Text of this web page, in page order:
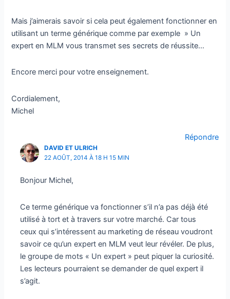
Mais j’aimerais savoir si cela peut également fonctionner en
utilisant un terme générique comme par exemple » Un
expert en MLM vous transmet ses secrets de réussite…
Encore merci pour votre enseignement.
Cordialement,
Michel
Répondre
DAVID ET ULRICH
22 AOÛT, 2014 À 18 H 15 MIN
Bonjour Michel,
Ce terme générique va fonctionner s’il n’a pas déjà été
utilisé à tort et à travers sur votre marché. Car tous
ceux qui s’intéressent au marketing de réseau voudront
savoir ce qu’un expert en MLM veut leur révéler. De plus,
le groupe de mots « Un expert » peut piquer la curiosité.
Les lecteurs pourraient se demander de quel expert il
s’agit.